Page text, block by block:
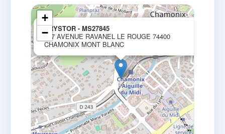
KRYSTOR - MS27845
147 AVENUE RAVANEL LE ROUGE 74400
CHAMONIX MONT BLANC
+
−